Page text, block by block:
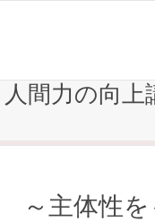
人間力の向
～主体性